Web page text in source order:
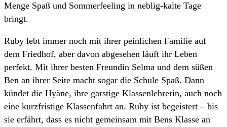
Menge Spaß und Sommerfeeling in neblig-kalte Tage
bringt.
Ruby lebt immer noch mit ihrer peinlichen Familie auf
dem Friedhof, aber davon abgesehen läuft ihr Leben
perfekt. Mit ihrer besten Freundin Selma und dem süßen
Ben an ihrer Seite macht sogar die Schule Spaß. Dann
kündet die Hyäne, ihre garstige Klassenlehrerin, auch noch
eine kurzfristige Klassenfahrt an. Ruby ist begeistert – bis
sie erfährt, dass es nicht gemeinsam mit Bens Klasse an